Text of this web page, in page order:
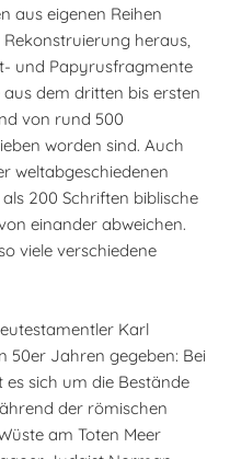
aus eigenen Reihen
heraus,
und Papyrusfragmente
dem dritten bis ersten
von rund 500
worden sind. Auch
weltabgeschiedenen
200 Schriften biblische
einander abweichen.
viele verschiedene
Karl
50er Jahren gegeben: Bei
sich um die Bestände
der römischen
am Toten Meer